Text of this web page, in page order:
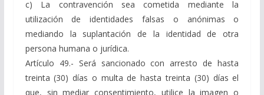
c) La contravención sea cometida mediante la
utilización de identidades falsas o anónimas o
mediando la suplantación de la identidad de otra
persona humana o jurídica.
Artículo 49.- Será sancionado con arresto de hasta
treinta (30) días o multa de hasta treinta (30) días el
que, sin mediar consentimiento, utilice la imagen o